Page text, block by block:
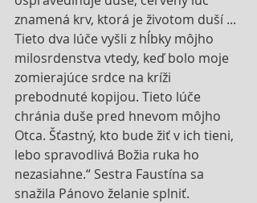
znamená krv, ktorá je životom duší ...
Tieto dva lúče vyšli z hĺbky môjho
milosrdenstva vtedy, keď bolo moje
zomierajúce srdce na kríži
prebodnuté kopijou. Tieto lúče
chránia duše pred hnevom môjho
Otca. Šťastný, kto bude žiť v ich tieni,
lebo spravodlivá Božia ruka ho
nezasiahne.“ Sestra Faustína sa
snažila Pánovo želanie splniť.